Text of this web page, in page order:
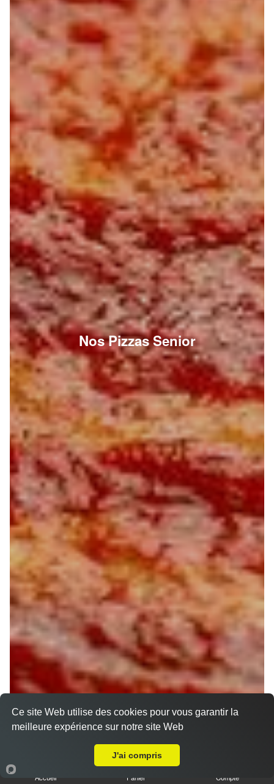
Nos Pizzas Senior
Accueil Panier Compte
Ce site Web utilise des cookies pour vous garantir la
meilleure expérience sur notre site Web
J'ai compris